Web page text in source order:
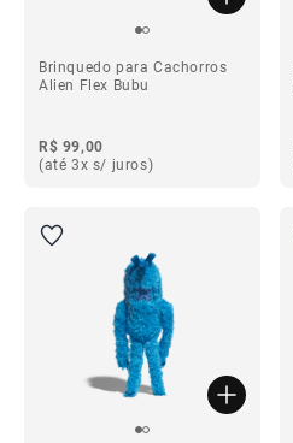
Brinquedo para Cachorros
Alien Flex Bubu
R$ 99,00
(até 3x s/ juros)